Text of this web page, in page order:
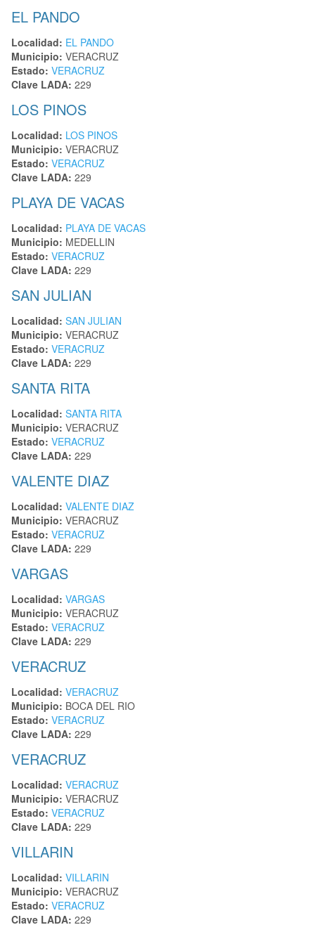
EL PANDO
Localidad: EL PANDO
Municipio: VERACRUZ
Estado: VERACRUZ
Clave LADA: 229
LOS PINOS
Localidad: LOS PINOS
Municipio: VERACRUZ
Estado: VERACRUZ
Clave LADA: 229
PLAYA DE VACAS
Localidad: PLAYA DE VACAS
Municipio: MEDELLIN
Estado: VERACRUZ
Clave LADA: 229
SAN JULIAN
Localidad: SAN JULIAN
Municipio: VERACRUZ
Estado: VERACRUZ
Clave LADA: 229
SANTA RITA
Localidad: SANTA RITA
Municipio: VERACRUZ
Estado: VERACRUZ
Clave LADA: 229
VALENTE DIAZ
Localidad: VALENTE DIAZ
Municipio: VERACRUZ
Estado: VERACRUZ
Clave LADA: 229
VARGAS
Localidad: VARGAS
Municipio: VERACRUZ
Estado: VERACRUZ
Clave LADA: 229
VERACRUZ
Localidad: VERACRUZ
Municipio: BOCA DEL RIO
Estado: VERACRUZ
Clave LADA: 229
VERACRUZ
Localidad: VERACRUZ
Municipio: VERACRUZ
Estado: VERACRUZ
Clave LADA: 229
VILLARIN
Localidad: VILLARIN
Municipio: VERACRUZ
Estado: VERACRUZ
Clave LADA: 229